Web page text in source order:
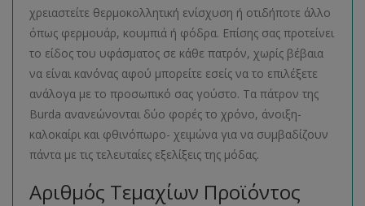
χρειαστείτε θερμοκολλητική ενίσχυση ή οτιδήποτε άλλο
όπως φερμουάρ, κουμπιά ή φόδρα. Επίσης σας προτείνει
το είδος του υφάσματος σε κάθε πατρόν, χωρίς βέβαια
να είναι κανόνας αφού μπορείτε εσείς να το επιλέξετε
ανάλογα με το προσωπικό σας γούστο. Τα πάτρον της
Burda ανανεώνονται δύο φορές το χρόνο, άνοιξη-
καλοκαίρι και φθινόπωρο- χειμώνα για να συμβαδίζουν
πάντα με τις τελευταίες εξελίξεις της μόδας.
Αριθμός Τεμαχίων Προϊόντος